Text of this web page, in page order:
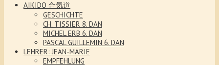
AIKIDO 合気道
GESCHICHTE
CH. TISSIER 8. DAN
MICHEL ERB 6. DAN
PASCAL GUILLEMIN 6. DAN
LEHRER: JEAN-MARIE
EMPFEHLUNG